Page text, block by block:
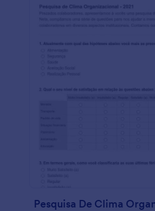
Pesquisa De Clima